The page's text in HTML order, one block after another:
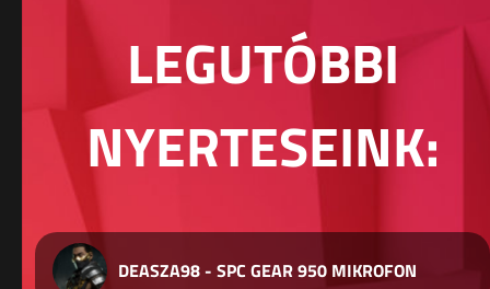
LEGUTÓBBI
NYERTESEINK:
DEASZA98 - SPC GEAR 950 MIKROFON